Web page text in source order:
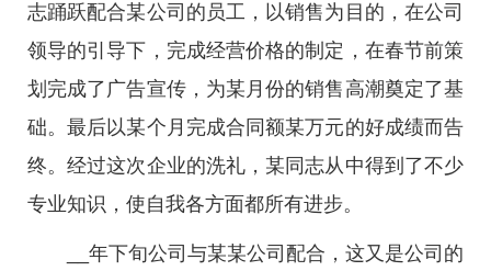
志踊跃配合某公司的员工，以销售为目的，在公司
领导的引导下，完成经营价格的制定，在春节前策
划完成了广告宣传，为某月份的销售高潮奠定了基
础。最后以某个月完成合同额某万元的好成绩而告
终。经过这次企业的洗礼，某同志从中得到了不少
专业知识，使自我各方面都所有进步。
__年下旬公司与某某公司配合，这又是公司的